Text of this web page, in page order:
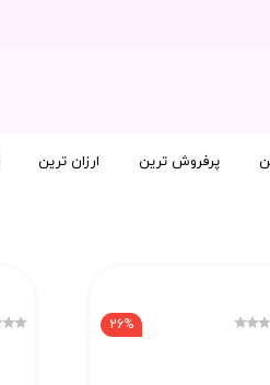
پرفروش ترین ارزان ترین
26%